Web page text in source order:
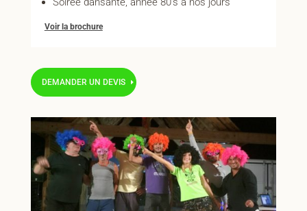
Voir la brochure
DEMANDER UN DEVIS